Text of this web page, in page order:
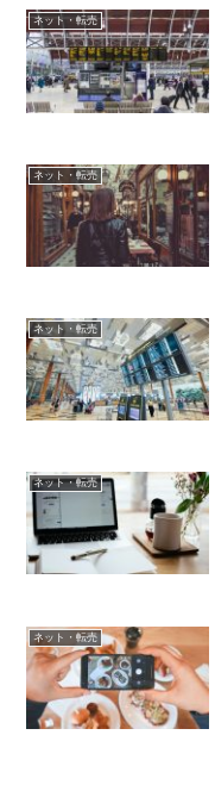
ネット・転売
ネット・転売
ネット・転売
ネット・転売
ネット・転売